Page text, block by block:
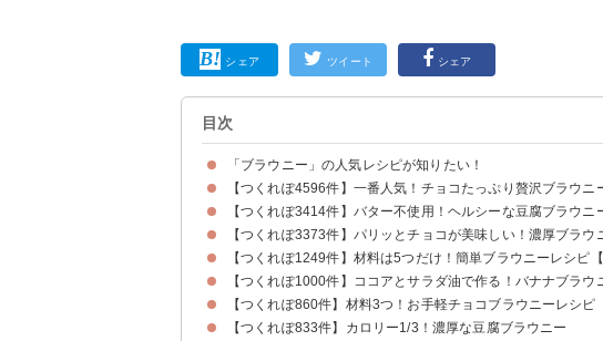
シェア ツイート シェア
目次
「ブラウニー」の人気レシピが知りたい！
【つくれぽ4596件】一番人気！チョコたっぷり贅沢ブラウニ
【つくれぽ3414件】バター不使用！ヘルシーな豆腐ブラウニ
【つくれぽ3373件】パリッとチョコが美味しい！濃厚ブラウ
【つくれぽ1249件】材料は5つだけ！簡単ブラウニーレシピ【
【つくれぽ1000件】ココアとサラダ油で作る！バナナブラウ
【つくれぽ860件】材料3つ！お手軽チョコブラウニーレシピ
【つくれぽ833件】カロリー1/3！濃厚な豆腐ブラウニー